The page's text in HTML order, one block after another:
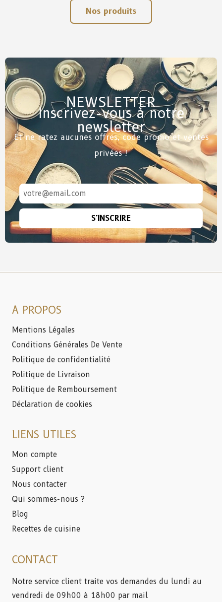
Nos produits
NEWSLETTER
Inscrivez-vous à notre
newsletter
Et ne ratez aucunes offres, code promo et ventes
privées !
S'INSCRIRE
A PROPOS
Mentions Légales
Conditions Générales De Vente
Politique de confidentialité
Politique de Livraison
Politique de Remboursement
Déclaration de cookies
LIENS UTILES
Mon compte
Support client
Nous contacter
Qui sommes-nous ?
Blog
Recettes de cuisine
CONTACT
Notre service client traite vos demandes du lundi au
vendredi de 09h00 à 18h00 par mail